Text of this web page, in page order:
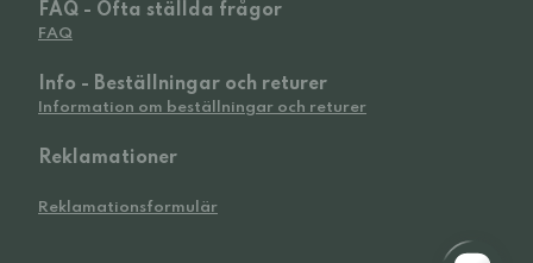
FAQ - Ofta ställda frågor
FAQ
Info - Beställningar och returer
Information om beställningar och returer
Reklamationer
Reklamationsformulär